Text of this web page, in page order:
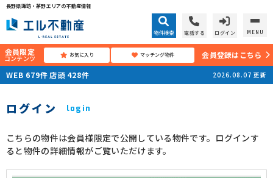
長野県諏訪・茅野エリアの不動産情報
物件検索 電話する ログイン MENU
会員限定
コンテンツ お気に入り マッチング物件
会員登録はこちら
WEB 679件 店頭 428件 2026.08.07 更新
ログイン login
こちらの物件は会員様限定で公開している物件です。ログインす
ると物件の詳細情報がご覧いただけます。